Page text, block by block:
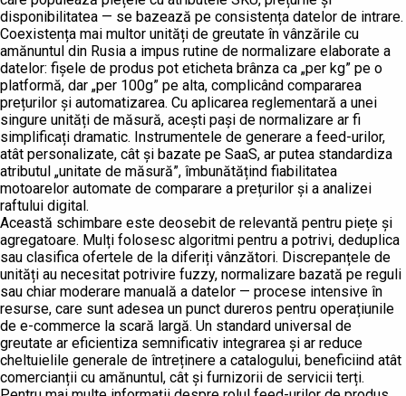
disponibilitatea — se bazează pe consistența datelor de intrare.
Coexistența mai multor unități de greutate în vânzările cu
amănuntul din Rusia a impus rutine de normalizare elaborate a
datelor: fișele de produs pot eticheta brânza ca „per kg” pe o
platformă, dar „per 100g” pe alta, complicând compararea
prețurilor și automatizarea. Cu aplicarea reglementară a unei
singure unități de măsură, acești pași de normalizare ar fi
simplificați dramatic. Instrumentele de generare a feed-urilor,
atât personalizate, cât și bazate pe SaaS, ar putea standardiza
atributul „unitate de măsură”, îmbunătățind fiabilitatea
motoarelor automate de comparare a prețurilor și a analizei
raftului digital.
Această schimbare este deosebit de relevantă pentru piețe și
agregatoare. Mulți folosesc algoritmi pentru a potrivi, deduplica
sau clasifica ofertele de la diferiți vânzători. Discrepanțele de
unități au necesitat potrivire fuzzy, normalizare bazată pe reguli
sau chiar moderare manuală a datelor — procese intensive în
resurse, care sunt adesea un punct dureros pentru operațiunile
de e-commerce la scară largă. Un standard universal de
greutate ar eficientiza semnificativ integrarea și ar reduce
cheltuielile generale de întreținere a catalogului, beneficiind atât
comercianții cu amănuntul, cât și furnizorii de servicii terți.